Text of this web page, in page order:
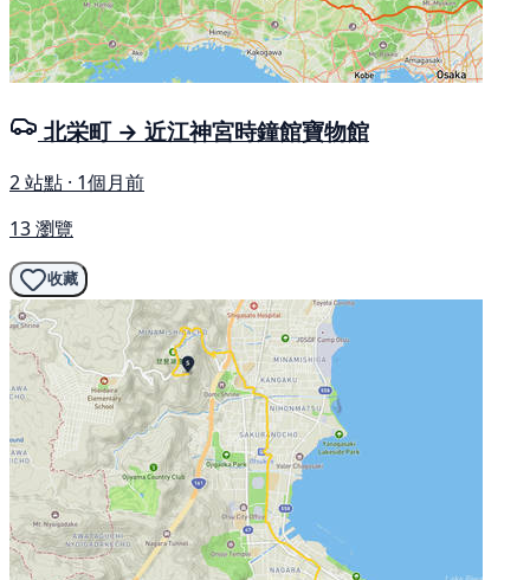
北栄町 → 近江神宮時鐘館寶物館
2 站點 · 1個月前
13 瀏覽
收藏